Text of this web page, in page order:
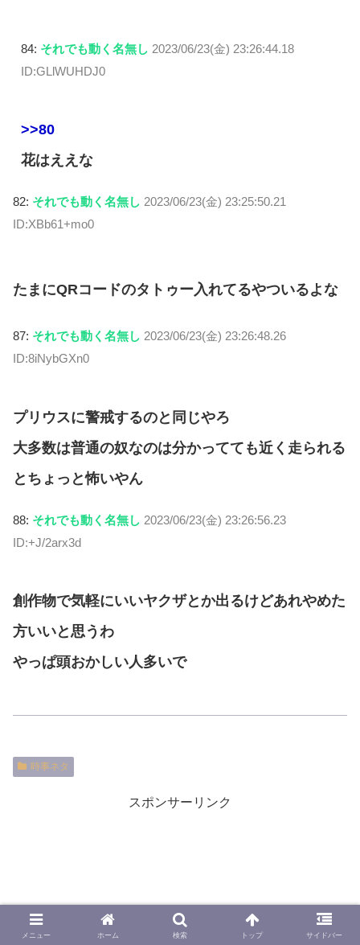
84: それでも動く名無し 2023/06/23(金) 23:26:44.18
ID:GLlWUHDJ0
>>80
花はええな
82: それでも動く名無し 2023/06/23(金) 23:25:50.21
ID:XBb61+mo0
たまにQRコードのタトゥー入れてるやついるよな
87: それでも動く名無し 2023/06/23(金) 23:26:48.26
ID:8iNybGXn0
プリウスに警戒するのと同じやろ
大多数は普通の奴なのは分かってても近く走られる
とちょっと怖いやん
88: それでも動く名無し 2023/06/23(金) 23:26:56.23
ID:+J/2arx3d
創作物で気軽にいいヤクザとか出るけどあれやめた
方いいと思うわ
やっぱ頭おかしい人多いで
時事ネタ
スポンサーリンク
メニュー ホーム 検索 トップ サイドバー